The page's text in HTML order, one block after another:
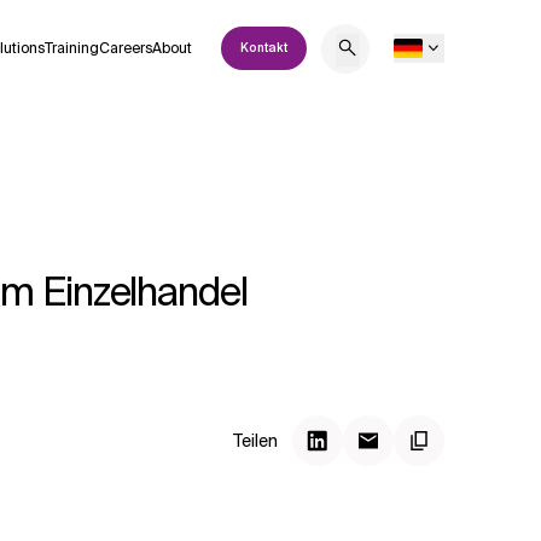
TrainingCareersAbout Kontakt
Einzelhandel
Teilen